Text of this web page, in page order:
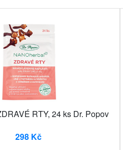
RTY, 24 ks Dr. Popov
298 Kč